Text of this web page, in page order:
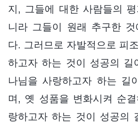
지, 그들에 대한 사람들의
니라 그들이 원래 추구한
다. 그러므로 자발적으로 피
하고자 하는 것이 성공의 길
나님을 사랑하고자 하는 길
며, 옛 성품을 변화시켜 순
랑하고자 하는 것이 성공의